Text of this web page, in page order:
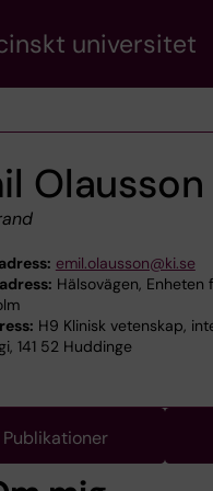
universitet
Olausson
emil.olausson@ki.se
Hälsovägen, Enheten
H9 Klinisk vetenskap,
141 52 Huddinge
Publikationer